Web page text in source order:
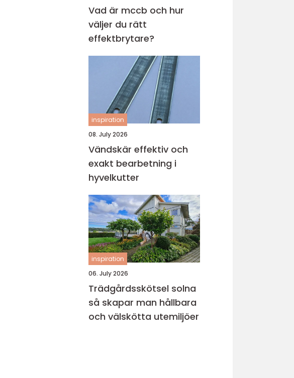
Vad är mccb och hur
väljer du rätt
effektbrytare?
inspiration
08. July 2026
Vändskär effektiv och
exakt bearbetning i
hyvelkutter
inspiration
06. July 2026
Trädgårdsskötsel solna
så skapar man hållbara
och välskötta utemiljöer